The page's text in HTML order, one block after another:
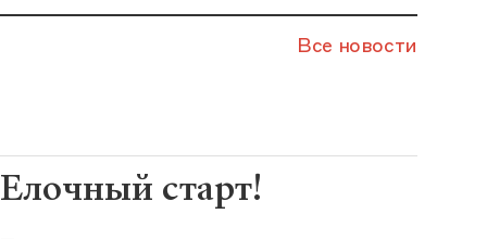
Все новости
Елочный старт!